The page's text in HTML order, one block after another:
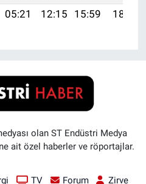
05:21 12:15 15:59 18:59
olan ST Endüstri Medya
ait özel haberler ve röportajlar.
TV Forum Zirve